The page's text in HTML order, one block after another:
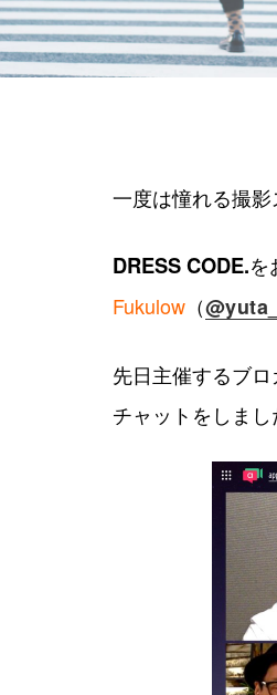
一度は憧れる撮影
DRESS CODE.を
Fukulow （
先日主催するブ
チャットをしまし